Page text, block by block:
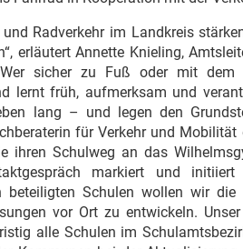
Radverkehr im Landkreis
erläutert Annette Knieling,
sicher zu Fuß oder mit
lernt früh, aufmerksam und
lang – und legen den
für Verkehr und
ihren Schulweg an das
markiert und initiiert
Schulen wollen wir die
vor Ort zu entwickeln.
alle Schulen im